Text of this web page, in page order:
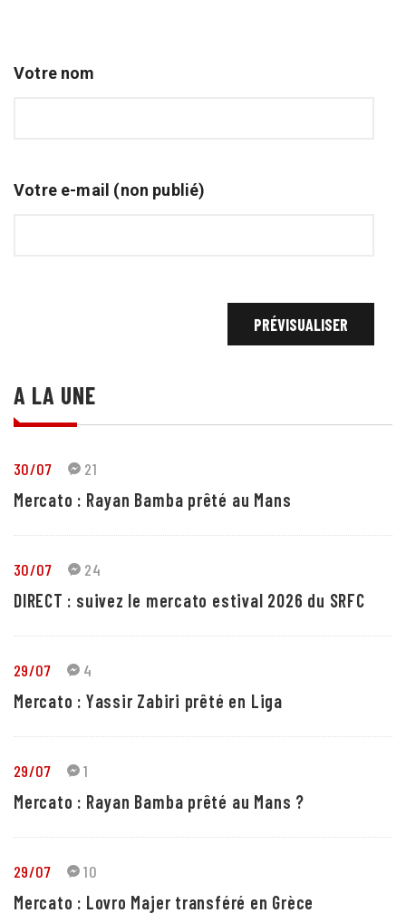
Votre nom
Votre e-mail (non publié)
A LA UNE
30/07 21
Mercato : Rayan Bamba prêté au Mans
30/07 24
DIRECT : suivez le mercato estival 2026 du SRFC
29/07 4
Mercato : Yassir Zabiri prêté en Liga
29/07 1
Mercato : Rayan Bamba prêté au Mans ?
29/07 10
Mercato : Lovro Majer transféré en Grèce